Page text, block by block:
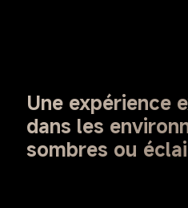
Une expérience
dans les
sombres ou